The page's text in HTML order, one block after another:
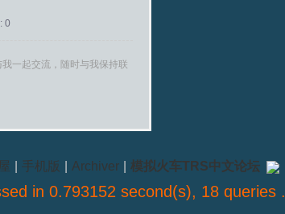
0
一起交流，随时与我保持联
手机版 Archiver 模拟火车TRS中文论坛
in 0.793152 second(s), 18 queries .